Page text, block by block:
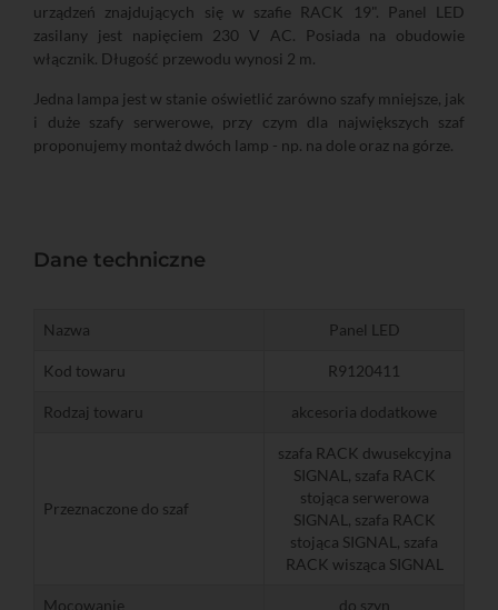
urządzeń znajdujących się w szafie RACK 19". Panel LED
zasilany jest napięciem 230 V AC. Posiada na obudowie
włącznik. Długość przewodu wynosi 2 m.
Jedna lampa jest w stanie oświetlić zarówno szafy mniejsze, jak
i duże szafy serwerowe, przy czym dla największych szaf
proponujemy montaż dwóch lamp - np. na dole oraz na górze.
Dane techniczne
Nazwa Panel LED
Kod towaru R9120411
Rodzaj towaru akcesoria dodatkowe
Przeznaczone do szaf
szafa RACK dwusekcyjna
SIGNAL, szafa RACK
stojąca serwerowa
SIGNAL, szafa RACK
stojąca SIGNAL, szafa
RACK wisząca SIGNAL
Mocowanie do szyn